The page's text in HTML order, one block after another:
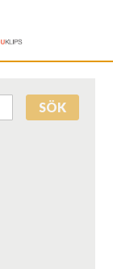
SÖK